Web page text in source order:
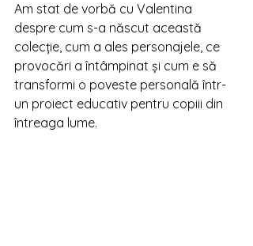
Am stat de vorbă cu Valentina
despre cum s-a născut această
colecție, cum a ales personajele, ce
provocări a întâmpinat și cum e să
transformi o poveste personală într-
un proiect educativ pentru copiii din
întreaga lume.